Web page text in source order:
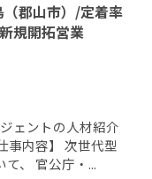
（郡山市）/定着率
規開拓営業
ェントの人材紹介
事内容】 次世代型
、 官公庁・...